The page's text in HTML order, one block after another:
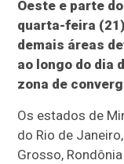
Oeste e parte
quarta-feira
demais áreas
ao longo do dia
zona de
Os estados de
do Rio de
Grosso,